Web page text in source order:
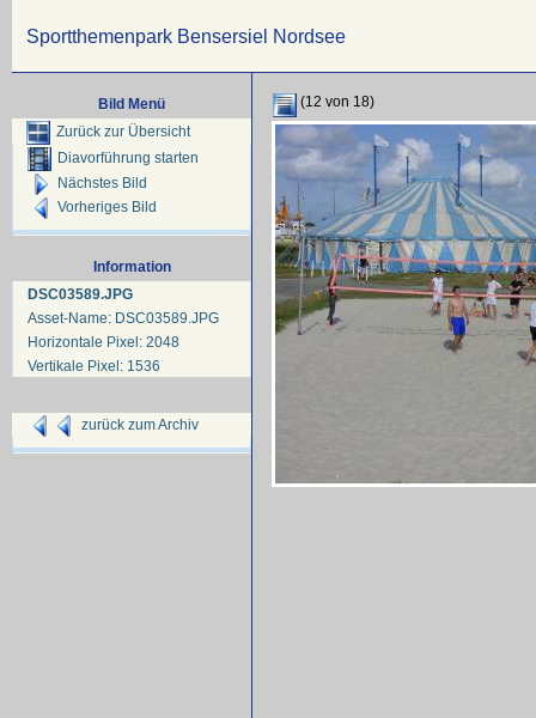
Sportthemenpark Bensersiel Nordsee
Bild Menü
Zurück zur Übersicht
Diavorführung starten
Nächstes Bild
Vorheriges Bild
Information
DSC03589.JPG
Asset-Name: DSC03589.JPG
Horizontale Pixel: 2048
Vertikale Pixel: 1536
zurück zum Archiv
(12 von 18)